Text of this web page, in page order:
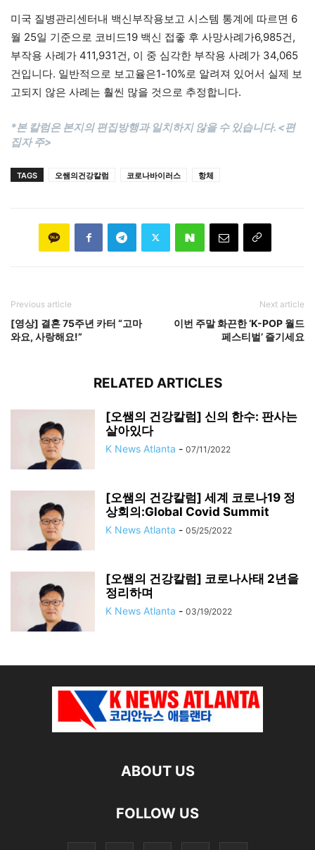
미국 질병관리센터내 백신부작용보고 시스템 통계에 따르면 6
월 25일 기준으로 코비드19 백신 접좋 후 사망사례가6,985건,
부작용 사례가 411,931건, 이 중 심각한 부작용 사례가 34,065
건입니다. 일반적으로 보고율은1-10%로 알려져 있어서 실제 보
고되지 않은 사례는 훨씬 많을 것으로 추정합니다.
*본 칼럼은 본지의 편집방행과 일치하지 않을 수 있습니다. <편
집자 주>
TAGS 오쌤의건강칼럼 코로나바이러스 항체
Previous article
[영상] 결혼 75주년 카터 “고마
와요, 사랑해요!”
Next article
이번 주말 화끈한 ‘K-POP 월드
페스티벌’ 즐기세요
RELATED ARTICLES
[오쌤의 건강칼럼] 신의 한수: 판사는
살아있다
K News Atlanta - 07/11/2022
[오쌤의 건강칼럼] 세계 코로나19 정
상회의:Global Covid Summit
K News Atlanta - 05/25/2022
[오쌤의 건강칼럼] 코로나사태 2년을
정리하며
K News Atlanta - 03/19/2022
ABOUT US
FOLLOW US